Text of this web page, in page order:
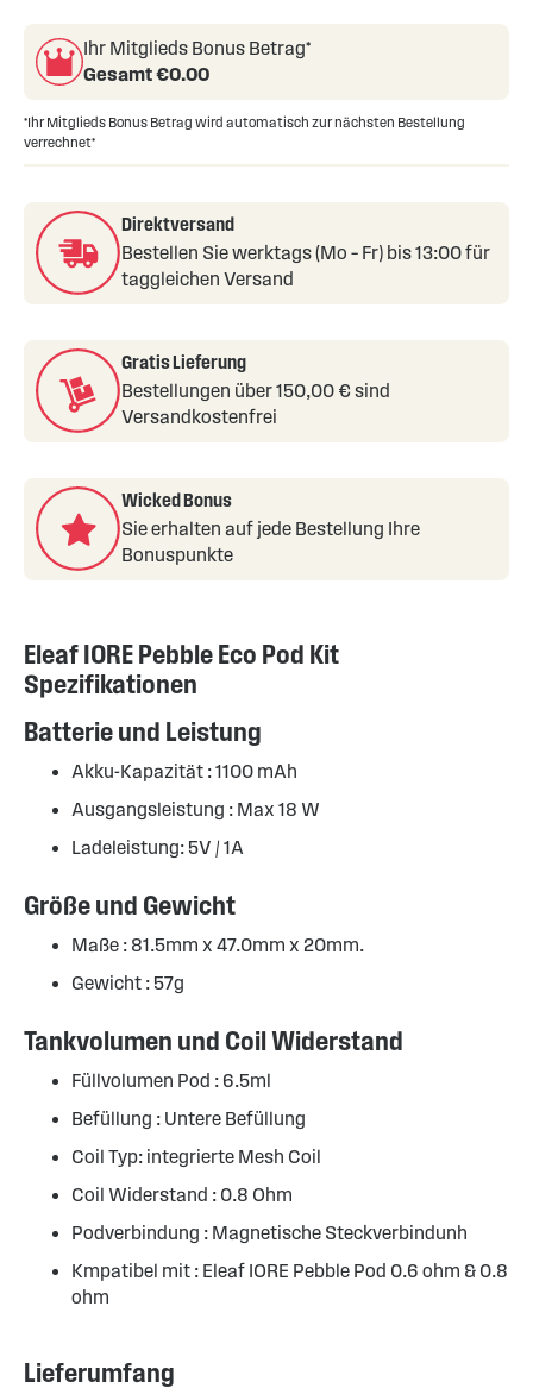
images
gallery
Ihr Mitglieds Bonus Betrag*
Gesamt €0.00
*Ihr Mitglieds Bonus Betrag wird automatisch zur nächsten Bestellung
verrechnet*
Direktversand
Bestellen Sie werktags (Mo – Fr) bis 13:00 für
taggleichen Versand
Gratis Lieferung
Bestellungen über 150,00 € sind
Versandkostenfrei
Wicked Bonus
Sie erhalten auf jede Bestellung Ihre
Bonuspunkte
Eleaf IORE Pebble Eco Pod Kit
Spezifikationen
Batterie und Leistung
Akku-Kapazität : 1100 mAh
Ausgangsleistung : Max 18 W
Ladeleistung: 5V / 1A
Größe und Gewicht
Maße : 81.5mm x 47.0mm x 20mm.
Gewicht : 57g
Tankvolumen und Coil Widerstand
Füllvolumen Pod : 6.5ml
Befüllung : Untere Befüllung
Coil Typ: integrierte Mesh Coil
Coil Widerstand : 0.8 Ohm
Podverbindung : Magnetische Steckverbindunh
Kmpatibel mit : Eleaf IORE Pebble Pod 0.6 ohm & 0.8
ohm
Lieferumfang